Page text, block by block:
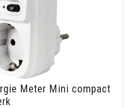
Meter Mini compact